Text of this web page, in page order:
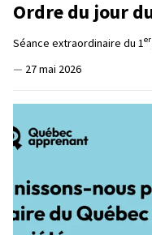
Ordre du jour
Séance extraordinaire du 1 er
— 27 mai 2026